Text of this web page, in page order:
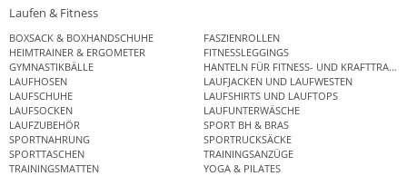
Laufen & Fitness
BOXSACK & BOXHANDSCHUHE
FASZIENROLLEN
HEIMTRAINER & ERGOMETER
FITNESSLEGGINGS
GYMNASTIKBÄLLE
HANTELN FÜR FITNESS- UND
LAUFHOSEN
LAUFJACKEN UND LAUFWESTEN
LAUFSCHUHE
LAUFSHIRTS UND LAUFTOPS
LAUFSOCKEN
LAUFUNTERWÄSCHE
LAUFZUBEHÖR
SPORT BH & BRAS
SPORTNAHRUNG
SPORTRUCKSÄCKE
SPORTTASCHEN
TRAININGSANZÜGE
TRAININGSMATTEN
YOGA & PILATES